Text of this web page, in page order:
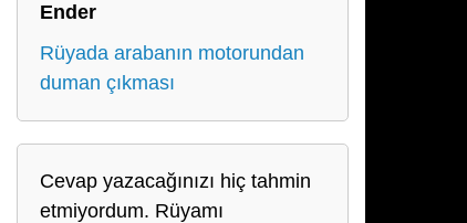
Ender
Rüyada arabanın motorundan
duman çıkması
Cevap yazacağınızı hiç tahmin
etmiyordum. Rüyamı